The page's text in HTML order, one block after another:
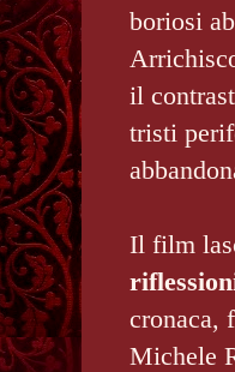
boriosi
il
tristi
Il film
cronaca,
Michele